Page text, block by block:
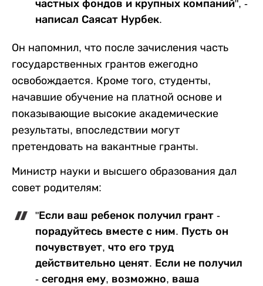
частных фондов и крупных компаний", -
написал Саясат Нурбек.
Он напомнил, что после зачисления часть
государственных грантов ежегодно
освобождается. Кроме того, студенты,
начавшие обучение на платной основе и
показывающие высокие академические
результаты, впоследствии могут
претендовать на вакантные гранты.
Министр науки и высшего образования дал
совет родителям:
"Если ваш ребенок получил грант -
порадуйтесь вместе с ним. Пусть он
почувствует, что его труд
действительно ценят. Если не получил
- сегодня ему, возможно, ваша